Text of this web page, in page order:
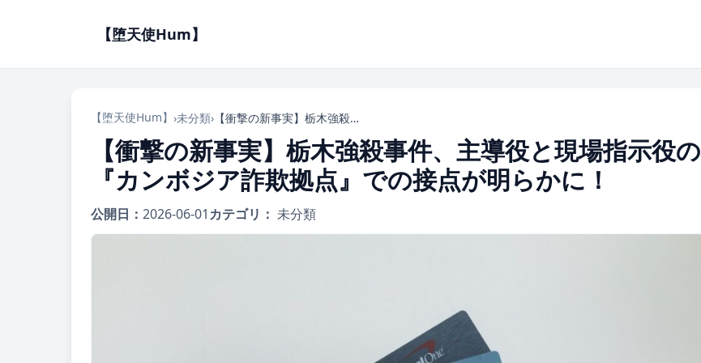
【堕天使Hum】
【堕天使Hum】 ›未分類› 【衝撃の新事実】栃木強殺事件、主導役と現場指示役の『カンボジア詐欺拠点』での接点が明らかに！
【衝撃の新事実】栃木強殺事件、主導役と現場指示役の
『カンボジア詐欺拠点』での接点が明らかに！
公開日： 2026-06-01カテゴリ： 未分類